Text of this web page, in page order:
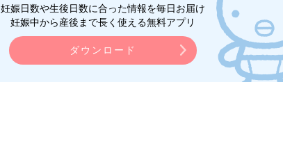
妊娠日数や生後日数に合った情報を毎日お届け
妊娠中から産後まで長く使える無料アプリ
ダウンロード